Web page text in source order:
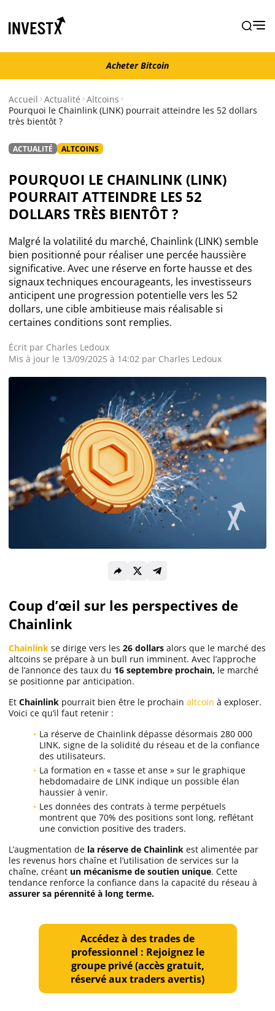
Acheter Bitcoin
Actualité
Actualité Bitcoin
Actualité Ethereum
Actualité Altcoins
Actualité NFT
Actualité Exchanges
Guides
Acheter Cryptomonnaies
Prédictions
Cryptomonnaies
Bitcoin (BTC)
Ethereum (ETH)
Ripple (XRP)
Dogecoin (DOGE)
Trading
C’est quoi ?
Meilleur Broker
Apprendre
Indicateurs techniques
Investir
Meilleures plateformes
Meilleurs wallets
Acheter Bitcoin
Accueil Actualité Altcoins
Pourquoi le Chainlink (LINK) pourrait atteindre les 52 dollars
très bientôt ?
ACTUALITÉ ALTCOINS
POURQUOI LE CHAINLINK (LINK)
POURRAIT ATTEINDRE LES 52
DOLLARS TRÈS BIENTÔT ?
Malgré la volatilité du marché, Chainlink (LINK) semble
bien positionné pour réaliser une percée haussière
significative. Avec une réserve en forte hausse et des
signaux techniques encourageants, les investisseurs
anticipent une progression potentielle vers les 52
dollars, une cible ambitieuse mais réalisable si
certaines conditions sont remplies.
Écrit par Charles Ledoux
Mis à jour le 13/09/2025 à 14:02 par Charles Ledoux
Coup d’œil sur les perspectives de
Chainlink
Chainlink se dirige vers les 26 dollars alors que le marché des
altcoins se prépare à un bull run imminent. Avec l’approche
de l’annonce des taux du 16 septembre prochain, le marché
se positionne par anticipation.
Et Chainlink pourrait bien être le prochain altcoin à exploser.
Voici ce qu’il faut retenir :
La réserve de Chainlink dépasse désormais 280 000
LINK, signe de la solidité du réseau et de la confiance
des utilisateurs.
La formation en « tasse et anse » sur le graphique
hebdomadaire de LINK indique un possible élan
haussier à venir.
Les données des contrats à terme perpétuels
montrent que 70% des positions sont long, reflétant
une conviction positive des traders.
L’augmentation de la réserve de Chainlink est alimentée par
les revenus hors chaîne et l’utilisation de services sur la
chaîne, créant un mécanisme de soutien unique. Cette
tendance renforce la confiance dans la capacité du réseau à
assurer sa pérennité à long terme.
Accédez à des trades de
professionnel : Rejoignez le
groupe privé (accès gratuit,
réservé aux traders avertis)